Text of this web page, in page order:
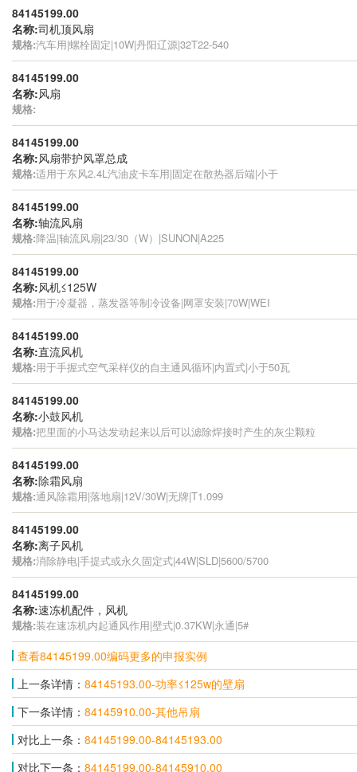
84145199.00
名称:司机顶风扇
规格:汽车用|螺栓固定|10W|丹阳辽源|32T22-540
84145199.00
名称:风扇
规格:
84145199.00
名称:风扇带护风罩总成
规格:适用于东风2.4L汽油皮卡车用|固定在散热器后端|小于
84145199.00
名称:轴流风扇
规格:降温|轴流风扇|23/30（W）|SUNON|A225
84145199.00
名称:风机≤125W
规格:用于冷凝器，蒸发器等制冷设备|网罩安装|70W|WEI
84145199.00
名称:直流风机
规格:用于手握式空气采样仪的自主通风循环|内置式|小于50瓦
84145199.00
名称:小鼓风机
规格:把里面的小马达发动起来以后可以滤除焊接时产生的灰尘颗粒
84145199.00
名称:除霜风扇
规格:通风除霜用|落地扇|12V/30W|无牌|T1.099
84145199.00
名称:离子风机
规格:消除静电|手提式或永久固定式|44W|SLD|5600/5700
84145199.00
名称:速冻机配件，风机
规格:装在速冻机内起通风作用|壁式|0.37KW|永通|5#
查看84145199.00编码更多的申报实例
上一条详情： 84145193.00-功率≤125w的壁扇
下一条详情： 84145910.00-其他吊扇
对比上一条： 84145199.00-84145193.00
对比下一条： 84145199.00-84145910.00